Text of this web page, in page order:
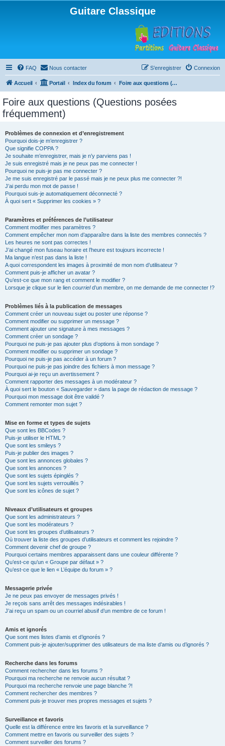
Guitare Classique
FAQ Nous contacter Connexion
S’enregistrer
Accueil Portail Index du forum Foire aux questions (Questions posées fréquemment)
Foire aux questions (Questions posées
fréquemment)
Problèmes de connexion et d’enregistrement
Pourquoi dois-je m’enregistrer ?
Que signifie COPPA ?
Je souhaite m’enregistrer, mais je n’y parviens pas !
Je suis enregistré mais je ne peux pas me connecter !
Pourquoi ne puis-je pas me connecter ?
Je me suis enregistré par le passé mais je ne peux plus me connecter ?!
J’ai perdu mon mot de passe !
Pourquoi suis-je automatiquement déconnecté ?
À quoi sert « Supprimer les cookies » ?
Paramètres et préférences de l’utilisateur
Comment modifier mes paramètres ?
Comment empêcher mon nom d’apparaître dans la liste des membres connectés ?
Les heures ne sont pas correctes !
J’ai changé mon fuseau horaire et l’heure est toujours incorrecte !
Ma langue n’est pas dans la liste !
A quoi correspondent les images à proximité de mon nom d’utilisateur ?
Comment puis-je afficher un avatar ?
Qu’est-ce que mon rang et comment le modifier ?
Lorsque je clique sur le lien courrield’un membre, on me demande de me connecter !?
Problèmes liés à la publication de messages
Comment créer un nouveau sujet ou poster une réponse ?
Comment modifier ou supprimer un message ?
Comment ajouter une signature à mes messages ?
Comment créer un sondage ?
Pourquoi ne puis-je pas ajouter plus d’options à mon sondage ?
Comment modifier ou supprimer un sondage ?
Pourquoi ne puis-je pas accéder à un forum ?
Pourquoi ne puis-je pas joindre des fichiers à mon message ?
Pourquoi ai-je reçu un avertissement ?
Comment rapporter des messages à un modérateur ?
À quoi sert le bouton « Sauvegarder » dans la page de rédaction de message ?
Pourquoi mon message doit être validé ?
Comment remonter mon sujet ?
Mise en forme et types de sujets
Que sont les BBCodes ?
Puis-je utiliser le HTML ?
Que sont les smileys ?
Puis-je publier des images ?
Que sont les annonces globales ?
Que sont les annonces ?
Que sont les sujets épinglés ?
Que sont les sujets verrouillés ?
Que sont les icônes de sujet ?
Niveaux d’utilisateurs et groupes
Que sont les administrateurs ?
Que sont les modérateurs ?
Que sont les groupes d’utilisateurs ?
Où trouver la liste des groupes d’utilisateurs et comment les rejoindre ?
Comment devenir chef de groupe ?
Pourquoi certains membres apparaissent dans une couleur différente ?
Qu’est-ce qu’un « Groupe par défaut » ?
Qu’est-ce que le lien « L’équipe du forum » ?
Messagerie privée
Je ne peux pas envoyer de messages privés !
Je reçois sans arrêt des messages indésirables !
J’ai reçu un spam ou un courriel abusif d’un membre de ce forum !
Amis et ignorés
Que sont mes listes d’amis et d’ignorés ?
Comment puis-je ajouter/supprimer des utilisateurs de ma liste d’amis ou d’ignorés ?
Recherche dans les forums
Comment rechercher dans les forums ?
Pourquoi ma recherche ne renvoie aucun résultat ?
Pourquoi ma recherche renvoie une page blanche ?!
Comment rechercher des membres ?
Comment puis-je trouver mes propres messages et sujets ?
Surveillance et favoris
Quelle est la différence entre les favoris et la surveillance ?
Comment mettre en favoris ou surveiller des sujets ?
Comment surveiller des forums ?